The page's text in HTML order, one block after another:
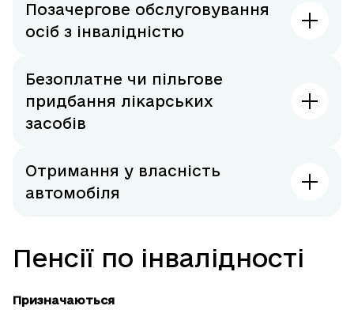
Позачергове обслуговування
осіб з інвалідністю
Безоплатне чи пільгове
придбання лікарських
засобів
Отримання у власність
автомобіля
Пенсії по інвалідності
Призначаються